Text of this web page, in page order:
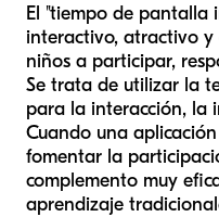
El "tiempo de pantalla
interactivo, atractivo y
niños a participar,
Se trata de utilizar la
para la interacción, la
Cuando una
fomentar la
complemento muy
aprendizaje